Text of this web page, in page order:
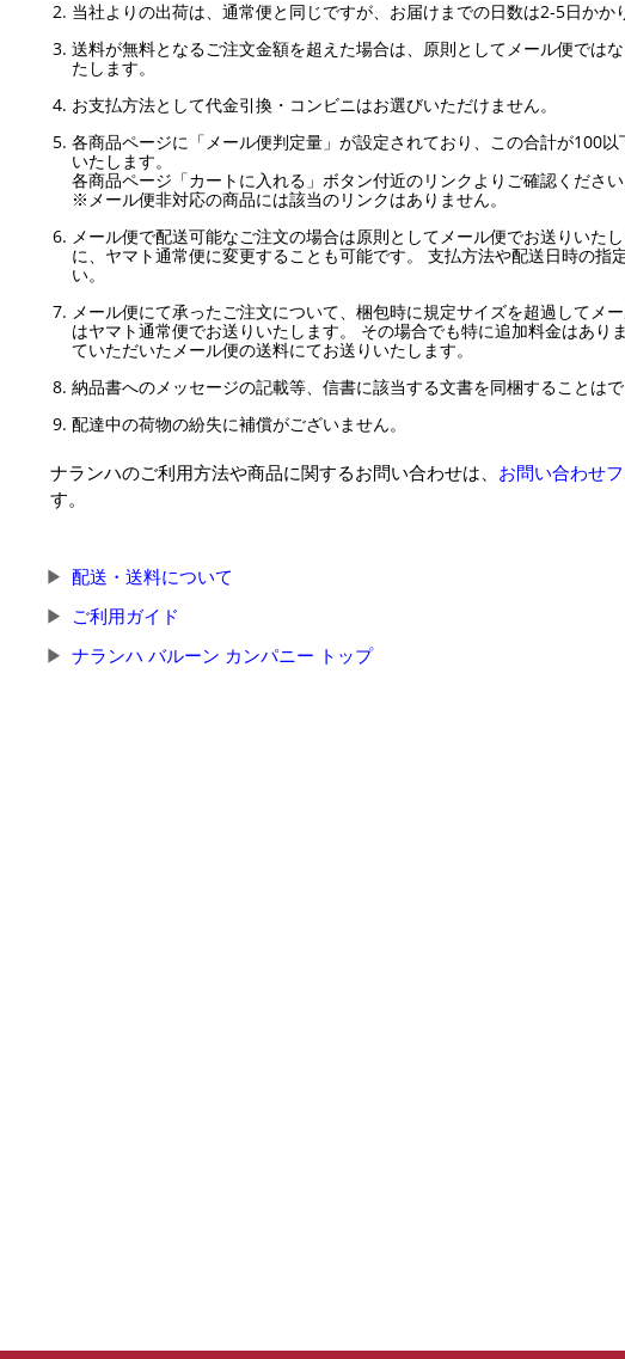
当社よりの出荷は、通常便と同じですが、お届けまでの日数は2-5日かか
送料が無料となるご注文金額を超えた場合は、原則としてメール便では
たします。
お支払方法として代金引換・コンビニはお選びいただけません。
各商品ページに「メール便判定量」が設定されており、この合計が100以
いたします。
各商品ページ「カートに入れる」ボタン付近のリンクよりご確認ください
※メール便非対応の商品には該当のリンクはありません。
メール便で配送可能なご注文の場合は原則としてメール便でお送りいた
に、ヤマト通常便に変更することも可能です。 支払方法や配送日時の指
い。
メール便にて承ったご注文について、梱包時に規定サイズを超過してメ
はヤマト通常便でお送りいたします。 その場合でも特に追加料金はあり
ていただいたメール便の送料にてお送りいたします。
納品書へのメッセージの記載等、信書に該当する文書を同梱することはで
配達中の荷物の紛失に補償がございません。
ナランハのご利用方法や商品に関するお問い合わせは、 お問い合わせ
す。
配送・送料について
ご利用ガイド
ナランハ バルーン カンパニー トップ